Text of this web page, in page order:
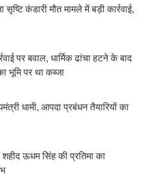
कंडारी मौत मामले में बड़ी कार्रवाई,
पर बवाल, धार्मिक ढांचा हटने के बाद
भूमि पर था कब्जा
धामी, आपदा प्रबंधन तैयारियों का
शहीद ऊधम सिंह की प्रतिमा का